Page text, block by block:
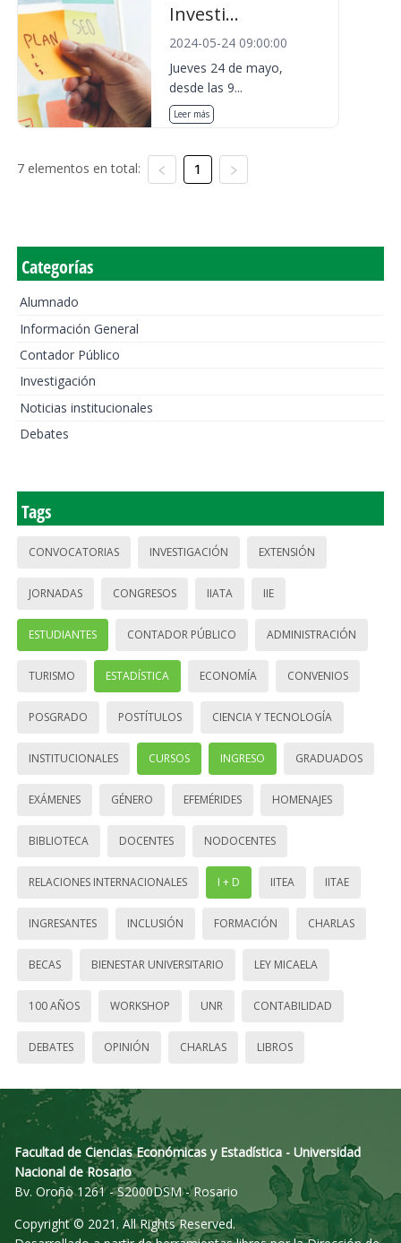
Investi...
2024-05-24 09:00:00
Jueves 24 de mayo,
desde las 9...
Leer más
7 elementos en total: 1
Categorías
Alumnado
Información General
Contador Público
Investigación
Noticias institucionales
Debates
Tags
CONVOCATORIAS INVESTIGACIÓN EXTENSIÓN
JORNADAS CONGRESOS IIATA IIE
ESTUDIANTES CONTADOR PÚBLICO ADMINISTRACIÓN
TURISMO ESTADÍSTICA ECONOMÍA CONVENIOS
POSGRADO POSTÍTULOS CIENCIA Y TECNOLOGÍA
INSTITUCIONALES CURSOS INGRESO GRADUADOS
EXÁMENES GÉNERO EFEMÉRIDES HOMENAJES
BIBLIOTECA DOCENTES NODOCENTES
RELACIONES INTERNACIONALES I + D IITEA IITAE
INGRESANTES INCLUSIÓN FORMACIÓN CHARLAS
BECAS BIENESTAR UNIVERSITARIO LEY MICAELA
100 AÑOS WORKSHOP UNR CONTABILIDAD
DEBATES OPINIÓN CHARLAS LIBROS
Facultad de Ciencias Económicas y Estadística - Universidad
Nacional de Rosario
Bv. Oroño 1261 - S2000DSM - Rosario
Copyright © 2021. All Rights Reserved.